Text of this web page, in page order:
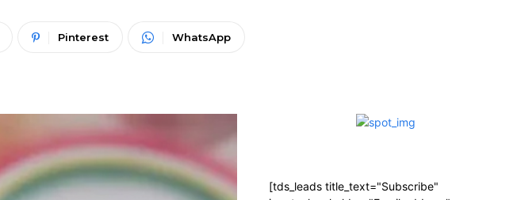
Pinterest WhatsApp
[tds_leads title_text="Subscribe"